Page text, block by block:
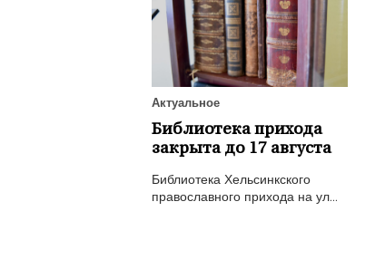
Актуальное
Библиотека прихода
закрыта до 17 августа
Библиотека Хельсинкского
православного прихода на ул...